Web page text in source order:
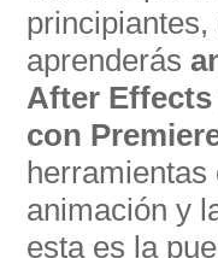
aprenderás
After Effects
con
herramientas
animación y
esta es la